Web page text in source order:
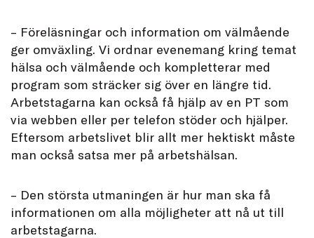
– Föreläsningar och information om välmående
ger omväxling. Vi ordnar evenemang kring temat
hälsa och välmående och kompletterar med
program som sträcker sig över en längre tid.
Arbetstagarna kan också få hjälp av en PT som
via webben eller per telefon stöder och hjälper.
Eftersom arbetslivet blir allt mer hektiskt måste
man också satsa mer på arbetshälsan.
– Den största utmaningen är hur man ska få
informationen om alla möjligheter att nå ut till
arbetstagarna.